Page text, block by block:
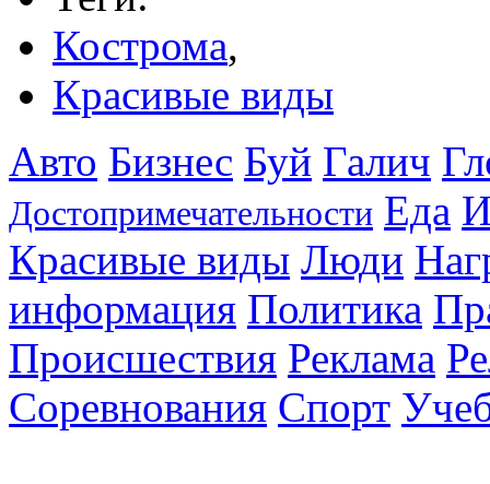
Кострома,
Красивые виды
Авто Бизнес Буй Галич
Достопримечательности Еда
Красивые виды Люди
информация Политика
Происшествия Реклама
Соревнования Спорт